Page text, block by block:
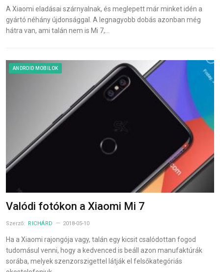
A Xiaomi eladásai szárnyalnak, és meglepett már minket idén a
gyártó néhány újdonsággal. A legnagyobb dobás azonban még
hátra van, ami talán nem is Mi 7,…
ANDROID MOBILOK
Valódi fotókon a Xiaomi Mi 7
Szerző: RICHÁRD 2018-05-10
Ha a Xiaomi rajongója vagy, talán egy kicsit csalódottan fogod
tudomásul venni, hogy a kedvenced is beáll azon manufaktúrák
sorába, melyek szenzorszigettel látják el felsőkategóriás